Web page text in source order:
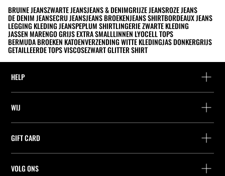
BRUINE JEANSZWARTE JEANSJEANS & DENIMGRIJZE JEANSROZE JEANS
DE DENIM JEANSECRU JEANSJEANS BROEKENJEANS SHIRTBORDEAUX JEANS
LEGGING KLEDING JEANSPEPLUM SHIRTLINGERIE ZWARTE KLEDING
JASSEN MARENGO GRIJS EXTRA SMALLLINNEN LYOCELL TOPS
BERMUDA BROEKEN KATOENVERZENDING WITTE KLEDINGJAS DONKERGRIJS
GETAILLEERDE TOPS VISCOSEZWART GLITTER SHIRT
HELP
Leveringspunt zoeken
Retournering als gast
Leveringspunt zoeken
WIJ
Zoek een winkel
Werk bij Stradivarius
GIFT CARD
Saldo Opvragen
VOLG ONS